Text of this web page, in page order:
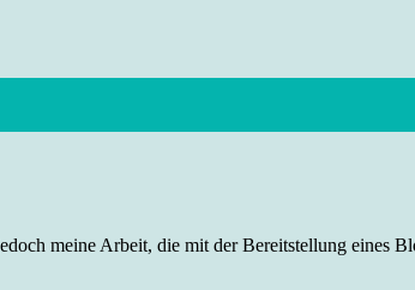
meine Arbeit, die mit der Bereitstellung eines